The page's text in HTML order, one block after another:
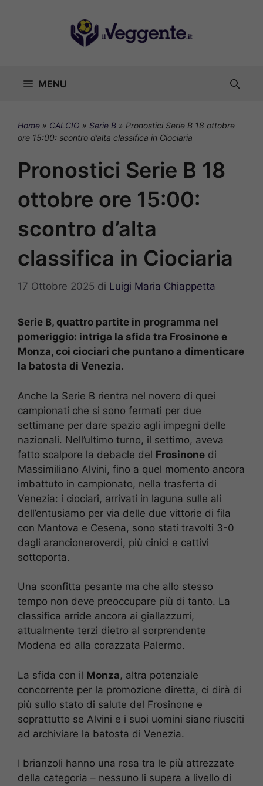
MENU
Home » CALCIO » Serie B » Pronostici Serie B 18 ottobre
ore 15:00: scontro d’alta classifica in Ciociaria
Pronostici Serie B 18
ottobre ore 15:00:
scontro d’alta
classifica in Ciociaria
17 Ottobre 2025 di Luigi Maria Chiappetta
Serie B, quattro partite in programma nel
pomeriggio: intriga la sfida tra Frosinone e
Monza, coi ciociari che puntano a dimenticare
la batosta di Venezia.
Anche la Serie B rientra nel novero di quei
campionati che si sono fermati per due
settimane per dare spazio agli impegni delle
nazionali. Nell’ultimo turno, il settimo, aveva
fatto scalpore la debacle del Frosinone di
Massimiliano Alvini, fino a quel momento ancora
imbattuto in campionato, nella trasferta di
Venezia: i ciociari, arrivati in laguna sulle ali
dell’entusiamo per via delle due vittorie di fila
con Mantova e Cesena, sono stati travolti 3-0
dagli arancioneroverdi, più cinici e cattivi
sottoporta.
Una sconfitta pesante ma che allo stesso
tempo non deve preoccupare più di tanto. La
classifica arride ancora ai giallazzurri,
attualmente terzi dietro al sorprendente
Modena ed alla corazzata Palermo.
La sfida con il Monza, altra potenziale
concorrente per la promozione diretta, ci dirà di
più sullo stato di salute del Frosinone e
soprattutto se Alvini e i suoi uomini siano riusciti
ad archiviare la batosta di Venezia.
I brianzoli hanno una rosa tra le più attrezzate
della categoria – nessuno li supera a livello di